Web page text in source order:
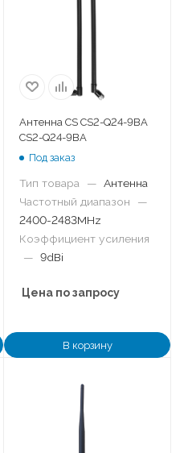
Антенна CS CS2-Q24-9BA
CS2-Q24-9BA
Под заказ
Тип товара — Антенна
Частотный диапазон
—
2400-2483MHz
Коэффициент усиления
— 9dBi
Цена по запросу
В корзину